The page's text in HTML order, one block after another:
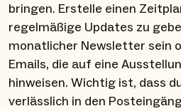
bringen. Erstelle einen
regelmäßige Updates zu
monatlicher Newsletter sein
Emails, die auf eine
hinweisen. Wichtig ist, dass
verlässlich in den